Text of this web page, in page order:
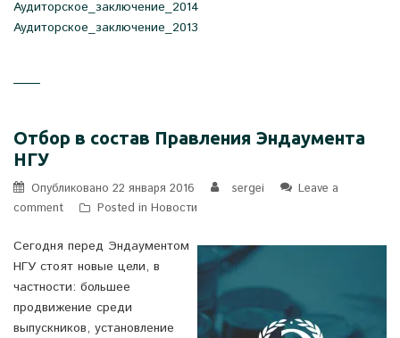
Аудиторское_заключение_2014
Аудиторское_заключение_2013
Отбор в состав Правления Эндаумента
НГУ
Опубликовано 22 января 2016 sergei
Leave a
comment
Posted in Новости
Сегодня перед Эндаументом
НГУ стоят новые цели, в
частности: большее
продвижение среди
выпускников, установление